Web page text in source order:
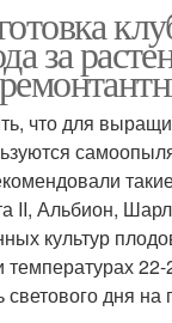
за
что для
II, Альбион,
культур
22-
дня на